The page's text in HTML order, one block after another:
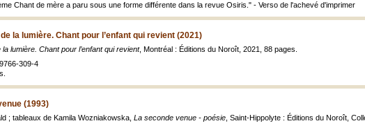
Chant de mère a paru sous une forme différente dans la revue Osiris." - Verso de l'achevé d'imprimer
la lumière. Chant pour l’enfant qui revient (2021)
lumière. Chant pour l’enfant qui revient, Montréal : Éditions du Noroît, 2021, 88 pages.
309-4
(1993)
; tableaux de Kamila Wozniakowska, La seconde venue - poésie , Saint-Hippolyte : Éditions du Noroît,